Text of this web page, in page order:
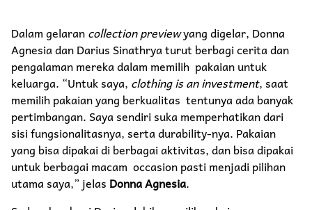
Dalam gelarancollection previewyang digelar, Donna
Agnesia dan Darius Sinathrya turut berbagi cerita dan
pengalaman mereka dalam memilih pakaian untuk
keluarga. “Untuk saya, clothing is an investment, saat
memilih pakaian yang berkualitas tentunya ada banyak
pertimbangan. Saya sendiri suka memperhatikan dari
sisi fungsionalitasnya, serta durability-nya. Pakaian
yang bisa dipakai di berbagai aktivitas, dan bisa dipakai
untuk berbagai macam occasion pasti menjadi pilihan
utama saya,” jelas Donna Agnesia.